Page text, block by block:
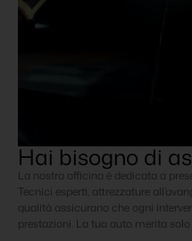
Hai bisogno di
La nostra officina è dedicata a
Tecnici esperti, attrezzature
qualità assicurano che ogni
prestazioni. La tua auto merita solo